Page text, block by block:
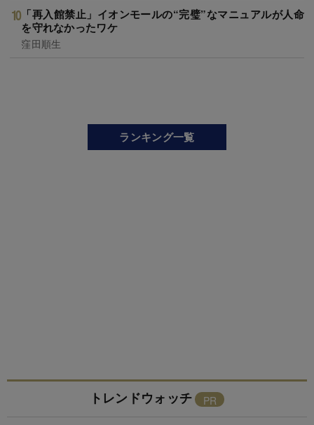
「再入館禁止」イオンモールの“完璧”なマニュアルが人命
を守れなかったワケ
窪田順生
ランキング一覧
トレンドウォッチ